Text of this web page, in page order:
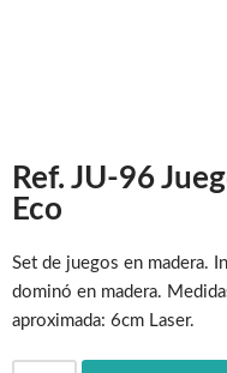
Ref. JU-96
Eco
Set de juegos en madera.
dominó en madera.
aproximada: 6cm Laser.